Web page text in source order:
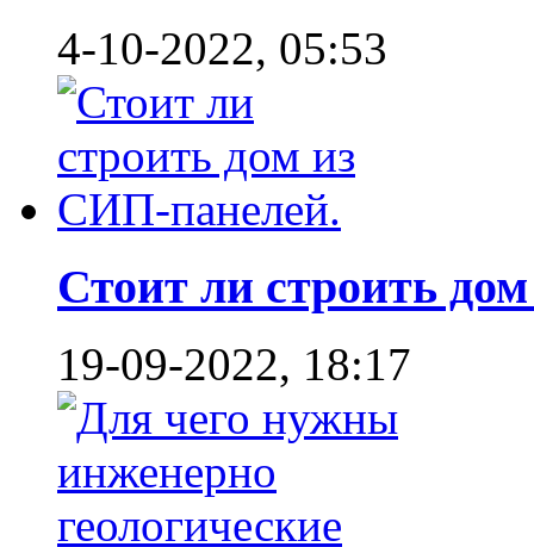
4-10-2022, 05:53
Стоит ли строить
19-09-2022, 18:17